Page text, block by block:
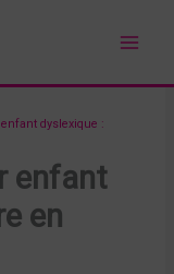
dyslexique :
enfant
en